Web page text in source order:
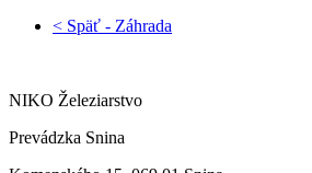
< Späť - Záhrada
NIKO Železiarstvo
Prevádzka Snina